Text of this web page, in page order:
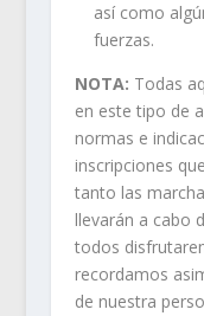
así como
fuerzas.
NOTA: Todas
en este tipo de
normas e
inscripciones
tanto las
llevarán a cabo
todos
recordamos
de nuestra